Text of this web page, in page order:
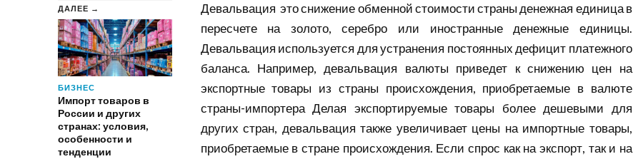
ДАЛЕЕ →
БИЗНЕС
Импорт товаров в
России и других
странах: условия,
особенности и
тенденции
Девальвация это снижение обменной стоимости страны денежная единица в
пересчете на золото, серебро или иностранные денежные единицы.
Девальвация используется для устранения постоянных дефицит платежного
баланса. Например, девальвация валюты приведет к снижению цен на
экспортные товары из страны происхождения, приобретаемые в валюте
страны-импортера Делая экспортируемые товары более дешевыми для
других стран, девальвация также увеличивает цены на импортные товары,
приобретаемые в стране происхождения. Если спрос как на экспорт, так и на